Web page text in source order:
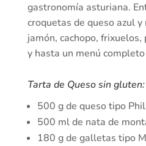
gastronomía asturiana.
croquetas de queso azul y
jamón, cachopo,
y hasta un menú
Tarta de Queso sin
500 g de queso tipo
500 ml de nata de
180 g de galletas tipo